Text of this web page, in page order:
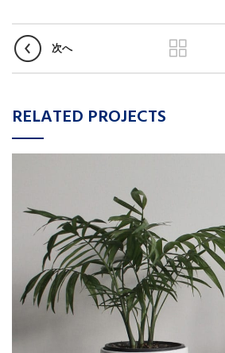
次へ
RELATED PROJECTS